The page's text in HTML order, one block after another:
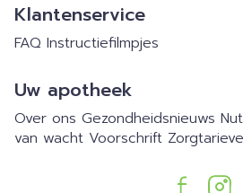
Klantenservice
FAQ Instructiefilmpjes
Uw apotheek
Over ons Gezondheidsnieuws
van wacht Voorschrift